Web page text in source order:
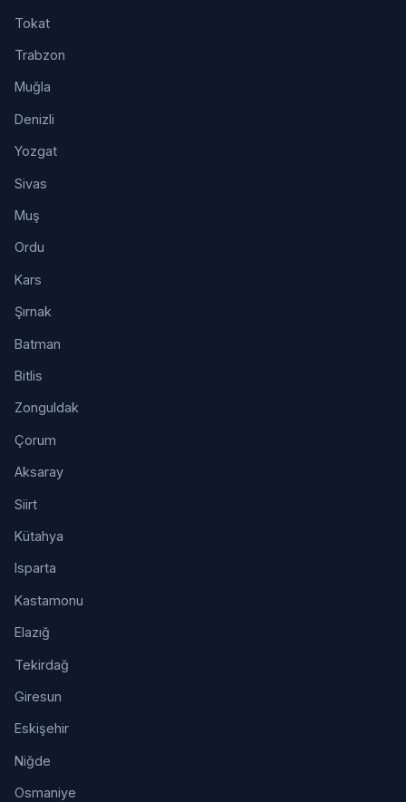
Tokat
Trabzon
Muğla
Denizli
Yozgat
Sivas
Muş
Ordu
Kars
Şırnak
Batman
Bitlis
Zonguldak
Çorum
Aksaray
Siirt
Kütahya
Isparta
Kastamonu
Elazığ
Tekirdağ
Giresun
Eskişehir
Niğde
Osmaniye